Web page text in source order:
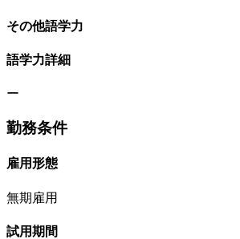
その他語学力
語学力詳細
ー
勤務条件
雇用形態
無期雇用
試用期間